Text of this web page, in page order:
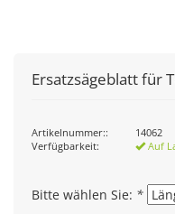
Ersatzsägeblatt für
Artikelnummer::
14062
Verfügbarkeit:
Auf
Bitte wählen Sie: *